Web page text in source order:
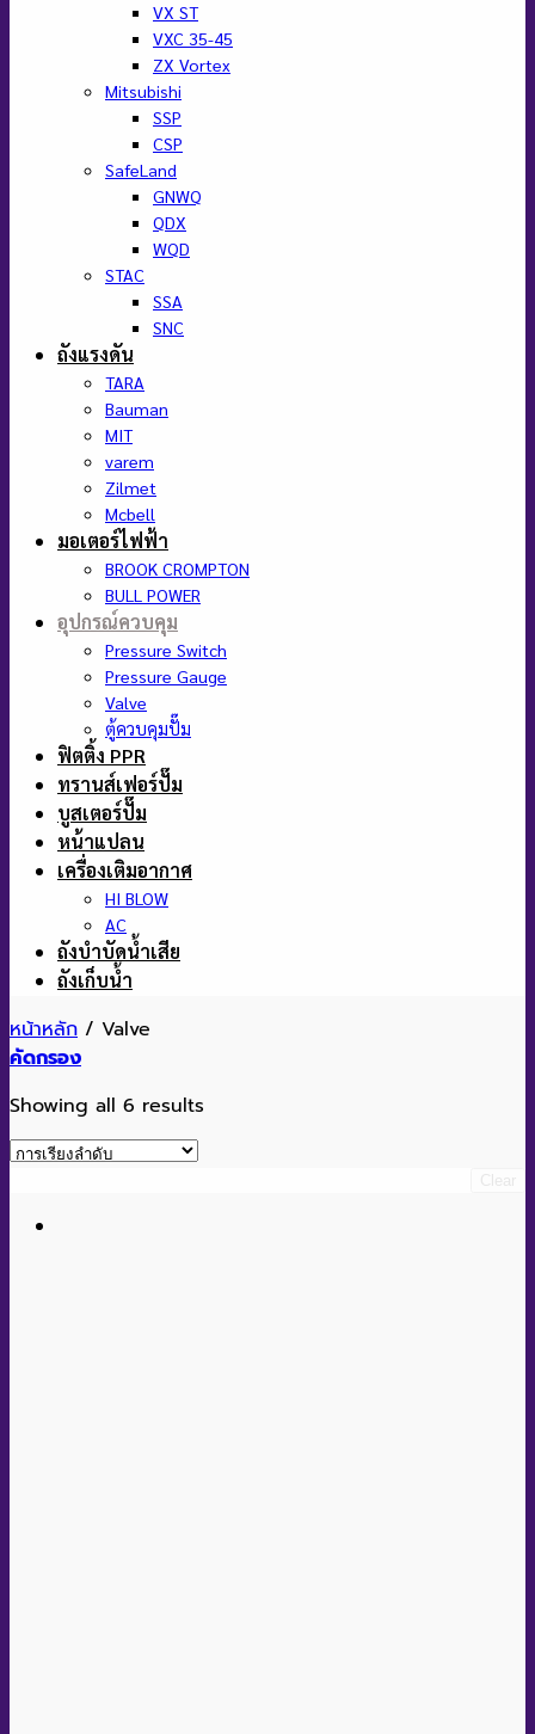
VX ST
VXC 35-45
ZX Vortex
Mitsubishi
SSP
CSP
SafeLand
GNWQ
QDX
WQD
STAC
SSA
SNC
ถังแรงดัน
TARA
Bauman
MIT
varem
Zilmet
Mcbell
มอเตอร์ไฟฟ้า
BROOK CROMPTON
BULL POWER
อุปกรณ์ควบคุม
Pressure Switch
Pressure Gauge
Valve
ตู้ควบคุมปั๊ม
ฟิตติ้ง PPR
ทรานส์เฟอร์ปั๊ม
บูสเตอร์ปั๊ม
หน้าแปลน
เครื่องเติมอากาศ
HI BLOW
AC
ถังบำบัดน้ำเสีย
ถังเก็บน้ำ
หน้าหลัก / Valve
คัดกรอง
Showing all 6 results